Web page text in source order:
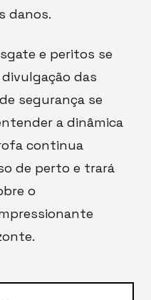
danos.
e peritos se
das
segurança se
a dinâmica
continua
de perto e trará
o